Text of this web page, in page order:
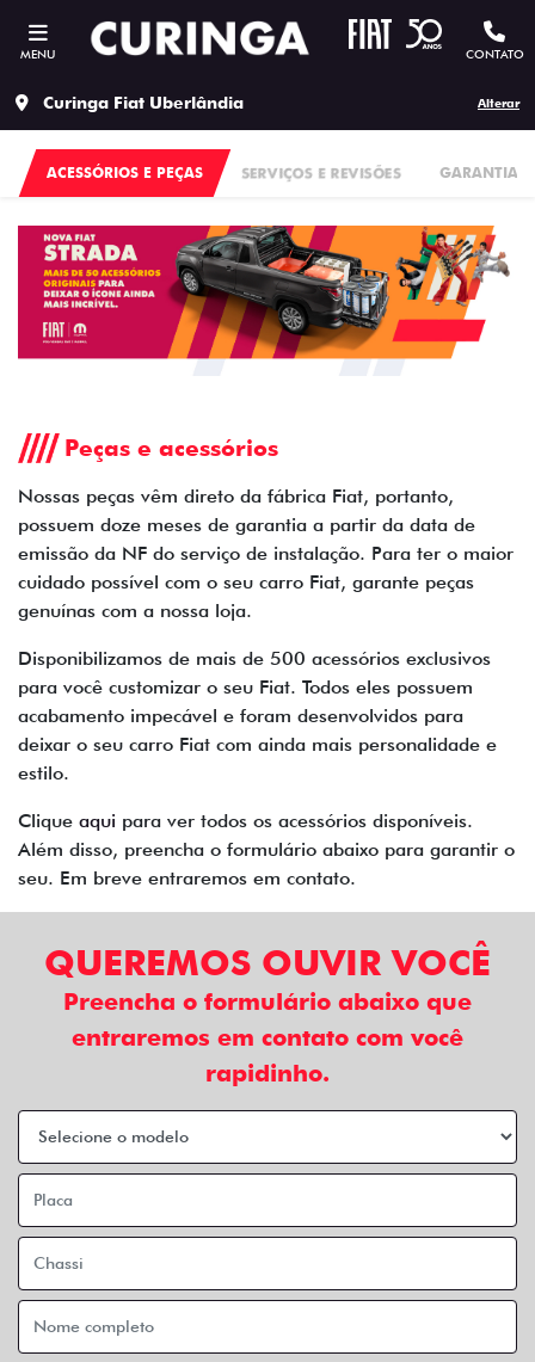
MENU CONTATO
Curinga Fiat Uberlândia Alterar
SERVIÇOS E REVISÕES
ACESSÓRIOS E PEÇAS GARANTIA
Peças e acessórios
Nossas peças vêm direto da fábrica Fiat, portanto,
possuem doze meses de garantia a partir da data de
emissão da NF do serviço de instalação. Para ter o maior
cuidado possível com o seu carro Fiat, garante peças
genuínas com a nossa loja.
Disponibilizamos de mais de 500 acessórios exclusivos
para você customizar o seu Fiat. Todos eles possuem
acabamento impecável e foram desenvolvidos para
deixar o seu carro Fiat com ainda mais personalidade e
estilo.
Clique aqui para ver todos os acessórios disponíveis.
Além disso, preencha o formulário abaixo para garantir o
seu. Em breve entraremos em contato.
QUEREMOS OUVIR VOCÊ
Preencha o formulário abaixo que
entraremos em contato com você
rapidinho.